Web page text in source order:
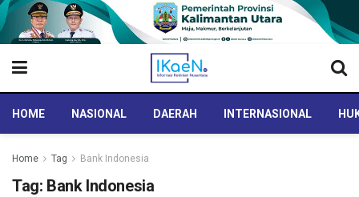
HOME NASIONAL DAERAH INTERNASIONAL
Home Tag Bank Indonesia
Tag: Bank Indonesia